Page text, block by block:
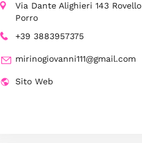
Via Dante Alighieri 143 Rovello
Porro
+39 3883957375
mirinogiovanni111@gmail.com
Sito Web